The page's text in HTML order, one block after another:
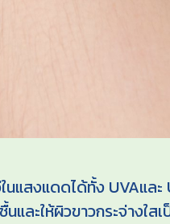
นแสงแดดได้ทั้ง UVAแล
ละให้ผิวขาวกระจ่างใส